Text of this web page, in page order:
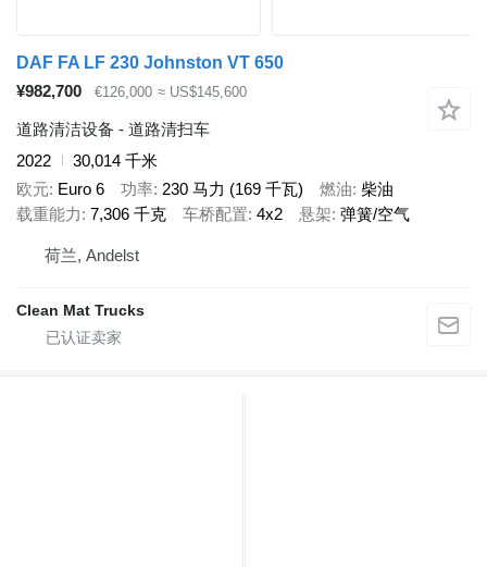
DAF FA LF 230 Johnston VT 650
¥982,700
€126,000 ≈ US$145,600
道路清洁设备 - 道路清扫车
2022
30,014 千米
欧元 Euro 6 功率 230 马力 (169 千瓦) 燃油 柴油
载重能力 7,306 千克 车桥配置 4x2 悬架 弹簧/空气
荷兰, Andelst
Clean Mat Trucks